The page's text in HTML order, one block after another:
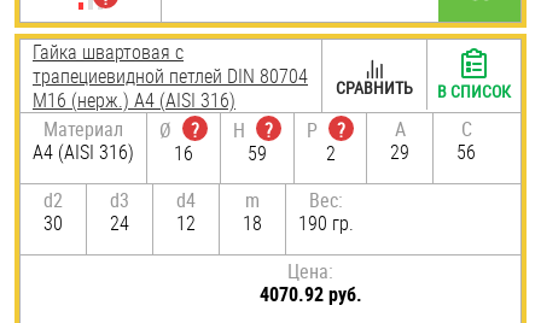
Гайка швартовая с
трапециевидной петлей DIN 80704
М16 (нерж.) A4 (AISI 316)
Материал
A4 (AISI 316)
Ø
?
16
H
?
59
P
?
2
A
29
C
56
d2
30
d3
24
d4
12
m
18
Вес:
190 гр.
Цена:
4070.92 руб.
СРАВНИТЬ В СПИСОК